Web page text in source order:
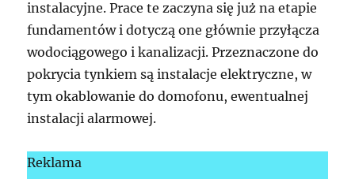
instalacyjne. Prace te zaczyna się już na etapie
fundamentów i dotyczą one głównie przyłącza
wodociągowego i kanalizacji. Przeznaczone do
pokrycia tynkiem są instalacje elektryczne, w
tym okablowanie do domofonu, ewentualnej
instalacji alarmowej.
Reklama